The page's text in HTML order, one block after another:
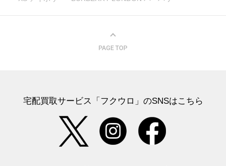
宅配買取サービス「フクウロ」のSNSはこちら